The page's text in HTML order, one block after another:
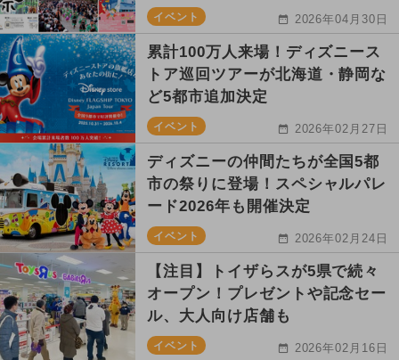
イベント 2026年04月30日
累計100万人来場！ディズニース
トア巡回ツアーが北海道・静岡な
ど5都市追加決定
イベント 2026年02月27日
ディズニーの仲間たちが全国5都
市の祭りに登場！スペシャルパレ
ード2026年も開催決定
イベント 2026年02月24日
【注目】トイザらスが5県で続々
オープン！プレゼントや記念セー
ル、大人向け店舗も
イベント 2026年02月16日